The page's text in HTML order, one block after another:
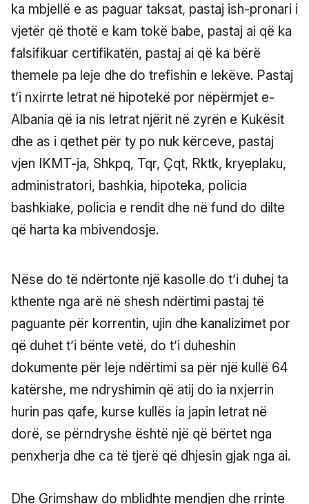
ka mbjellë e as paguar taksat, pastaj ish-pronari i
vjetër që thotë e kam tokë babe, pastaj ai që ka
falsifikuar certifikatën, pastaj ai që ka bërë
themele pa leje dhe do trefishin e lekëve. Pastaj
t’i nxirrte letrat në hipotekë por nëpërmjet e-
Albania që ia nis letrat njërit në zyrën e Kukësit
dhe as i qethet për ty po nuk kërceve, pastaj
vjen IKMT-ja, Shkpq, Tqr, Çqt, Rktk, kryeplaku,
administratori, bashkia, hipoteka, policia
bashkiake, policia e rendit dhe në fund do dilte
që harta ka mbivendosje.
Nëse do të ndërtonte një kasolle do t’i duhej ta
kthente nga arë në shesh ndërtimi pastaj të
paguante për korrentin, ujin dhe kanalizimet por
që duhet t’i bënte vetë, do t’i duheshin
dokumente për leje ndërtimi sa për një kullë 64
katërshe, me ndryshimin që atij do ia nxjerrin
hurin pas qafe, kurse kullës ia japin letrat në
dorë, se përndryshe është një që bërtet nga
penxherja dhe ca të tjerë që dhjesin gjak nga ai.
Dhe Grimshaw do mblidhte mendjen dhe rrinte